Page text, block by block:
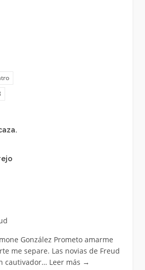
González Prometo amarme
me separe. Las novias de Freud
cautivador… Leer más →